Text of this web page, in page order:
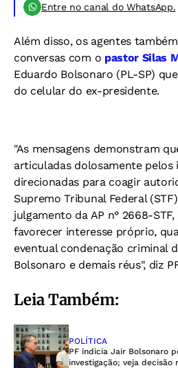
Entre no canal do WhatsApp.
Além disso, os agentes
conversas com o pastor Silas
Eduardo Bolsonaro (PL-SP)
do celular do ex-presidente.
"As mensagens demonstram
articuladas dolosamente pelos
direcionadas para coagir
Supremo Tribunal Federal
julgamento da AP n° 2668-
favorecer interesse próprio,
eventual condenação criminal
Bolsonaro e demais réus", diz
Leia Também:
POLÍTICA
PF indicia Jair Bolsonaro
investigação; veja decisão